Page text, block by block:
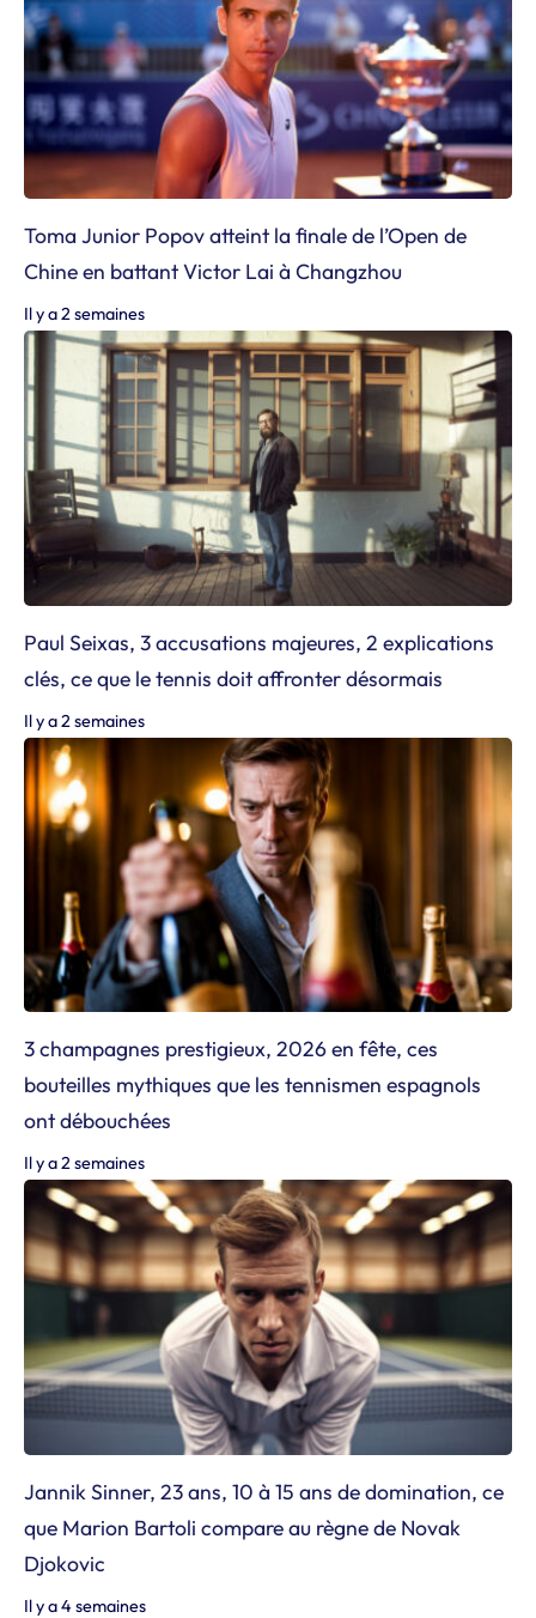
Toma Junior Popov atteint la finale de l’Open de
Chine en battant Victor Lai à Changzhou
Il y a 2 semaines
Paul Seixas, 3 accusations majeures, 2 explications
clés, ce que le tennis doit affronter désormais
Il y a 2 semaines
3 champagnes prestigieux, 2026 en fête, ces
bouteilles mythiques que les tennismen espagnols
ont débouchées
Il y a 2 semaines
Jannik Sinner, 23 ans, 10 à 15 ans de domination, ce
que Marion Bartoli compare au règne de Novak
Djokovic
Il y a 4 semaines